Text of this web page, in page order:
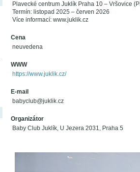
Plavecké centrum Juklík Praha 10 – Vršovice
Termín: listopad 2025 – červen 2026
Více informací: www.juklik.cz
Cena
neuvedena
WWW
https://www.juklik.cz/
E-mail
babyclub@juklik.cz
Organizátor
Baby Club Juklík, U Jezera 2031, Praha 5